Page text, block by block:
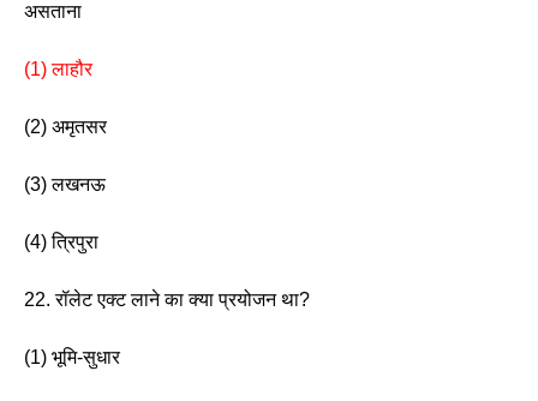
असताना
(1) लाहौर
(2) अमृतसर
(3) लखनऊ
(4) त्रिपुरा
22. रॉलेट एक्ट लाने का क्या प्रयोजन था?
(1) भूमि-सुधार